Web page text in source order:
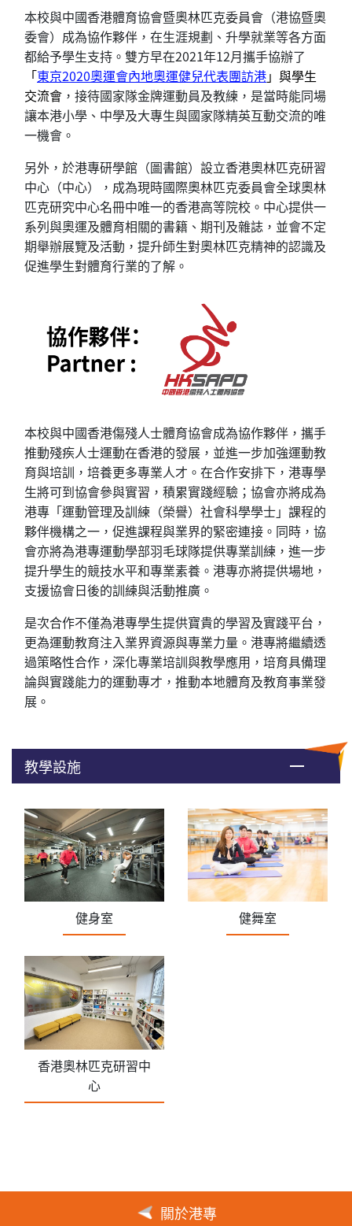
本校與中國香港體育協會暨奧林匹克委員會（港協暨奧
委會）成為協作夥伴，在生涯規劃、升學就業等各方面
都給予學生支持。雙方早在2021年12月攜手協辦了
「東京2020奧運會內地奧運健兒代表團訪港」與學生
交流會 ，接待國家隊金牌運動員及教練，是當時能同場
讓本港小學、中學及大專生與國家隊精英互動交流的唯
一機會。
另外，於港專研學館（圖書館）設立香港奧林匹克研習
中心（中心），成為現時國際奧林匹克委員會全球奧林
匹克研究中心名冊中唯一的香港高等院校。中心提供一
系列與奧運及體育相關的書籍、期刊及雜誌，並會不定
期舉辦展覽及活動，提升師生對奧林匹克精神的認識及
促進學生對體育行業的了解。
本校與中國香港傷殘人士體育協會成為協作夥伴，攜手
推動殘疾人士運動在香港的發展，並進一步加強運動教
育與培訓，培養更多專業人才。在合作安排下，港專學
生將可到協會參與實習，積累實踐經驗；協會亦將成為
港專「運動管理及訓練（榮譽）社會科學學士」課程的
夥伴機構之一，促進課程與業界的緊密連接。同時，協
會亦將為港專運動學部羽毛球隊提供專業訓練，進一步
提升學生的競技水平和專業素養。港專亦將提供場地，
支援協會日後的訓練與活動推廣。
是次合作不僅為港專學生提供寶貴的學習及實踐平台，
更為運動教育注入業界資源與專業力量。港專將繼續透
過策略性合作，深化專業培訓與教學應用，培育具備理
論與實踐能力的運動專才，推動本地體育及教育事業發
展。
教學設施
健身室 健舞室
香港奧林匹克研習中
心
關於港專